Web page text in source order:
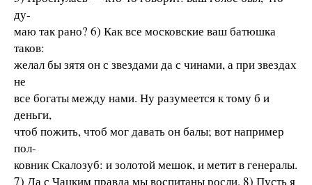
ду-
маю так рано? 6) Как все московские ваш батюшка
таков:
желал бы зятя он с звездами да с чинами, а при звездах
не
все богаты между нами. Ну разумеется к тому б и
деньги,
чтоб пожить, чтоб мог давать он балы; вот например
пол-
ковник Скалозуб: и золотой мешок, и метит в генералы.
7) Да с Чацким правда мы воспитаны росли. 8) Пусть я